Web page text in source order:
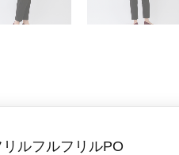
リルフルフリルPO